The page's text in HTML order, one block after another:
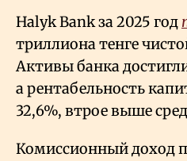
Halyk Bank за 2025 год
триллиона тенге
Активы банка
а рентабельность
32,6%, втрое выше
Комиссионный доход